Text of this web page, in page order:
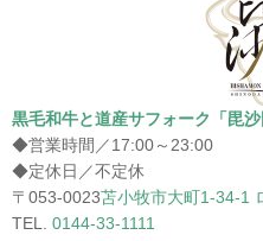
黒毛和牛と道産サフォーク「毘沙
◆営業時間／17:00～23:00
◆定休日／不定休
〒053-0023苫小牧市大町1-34-1
TEL. 0144-33-1111